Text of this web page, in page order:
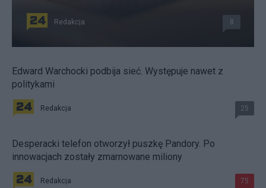
Redakcja 8
Edward Warchocki podbija sieć. Występuje nawet z
politykami
Redakcja 25
Desperacki telefon otworzył puszkę Pandory. Po
innowacjach zostały zmarnowane miliony
Redakcja 75